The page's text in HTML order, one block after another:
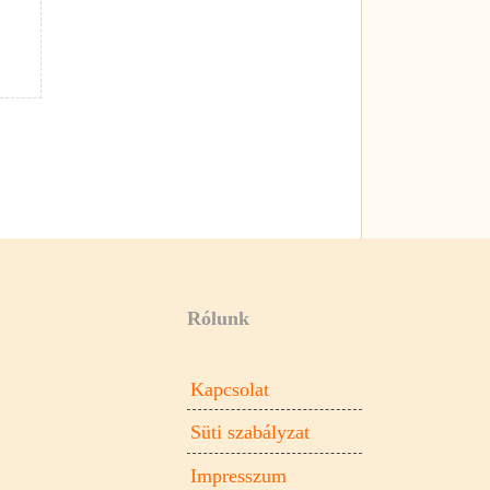
Rólunk
Kapcsolat
Süti szabályzat
Impresszum